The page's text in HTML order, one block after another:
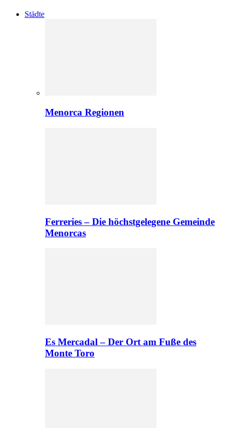
Städte
Menorca Regionen
Ferreries – Die höchstgelegene Gemeinde
Menorcas
Es Mercadal – Der Ort am Fuße des
Monte Toro